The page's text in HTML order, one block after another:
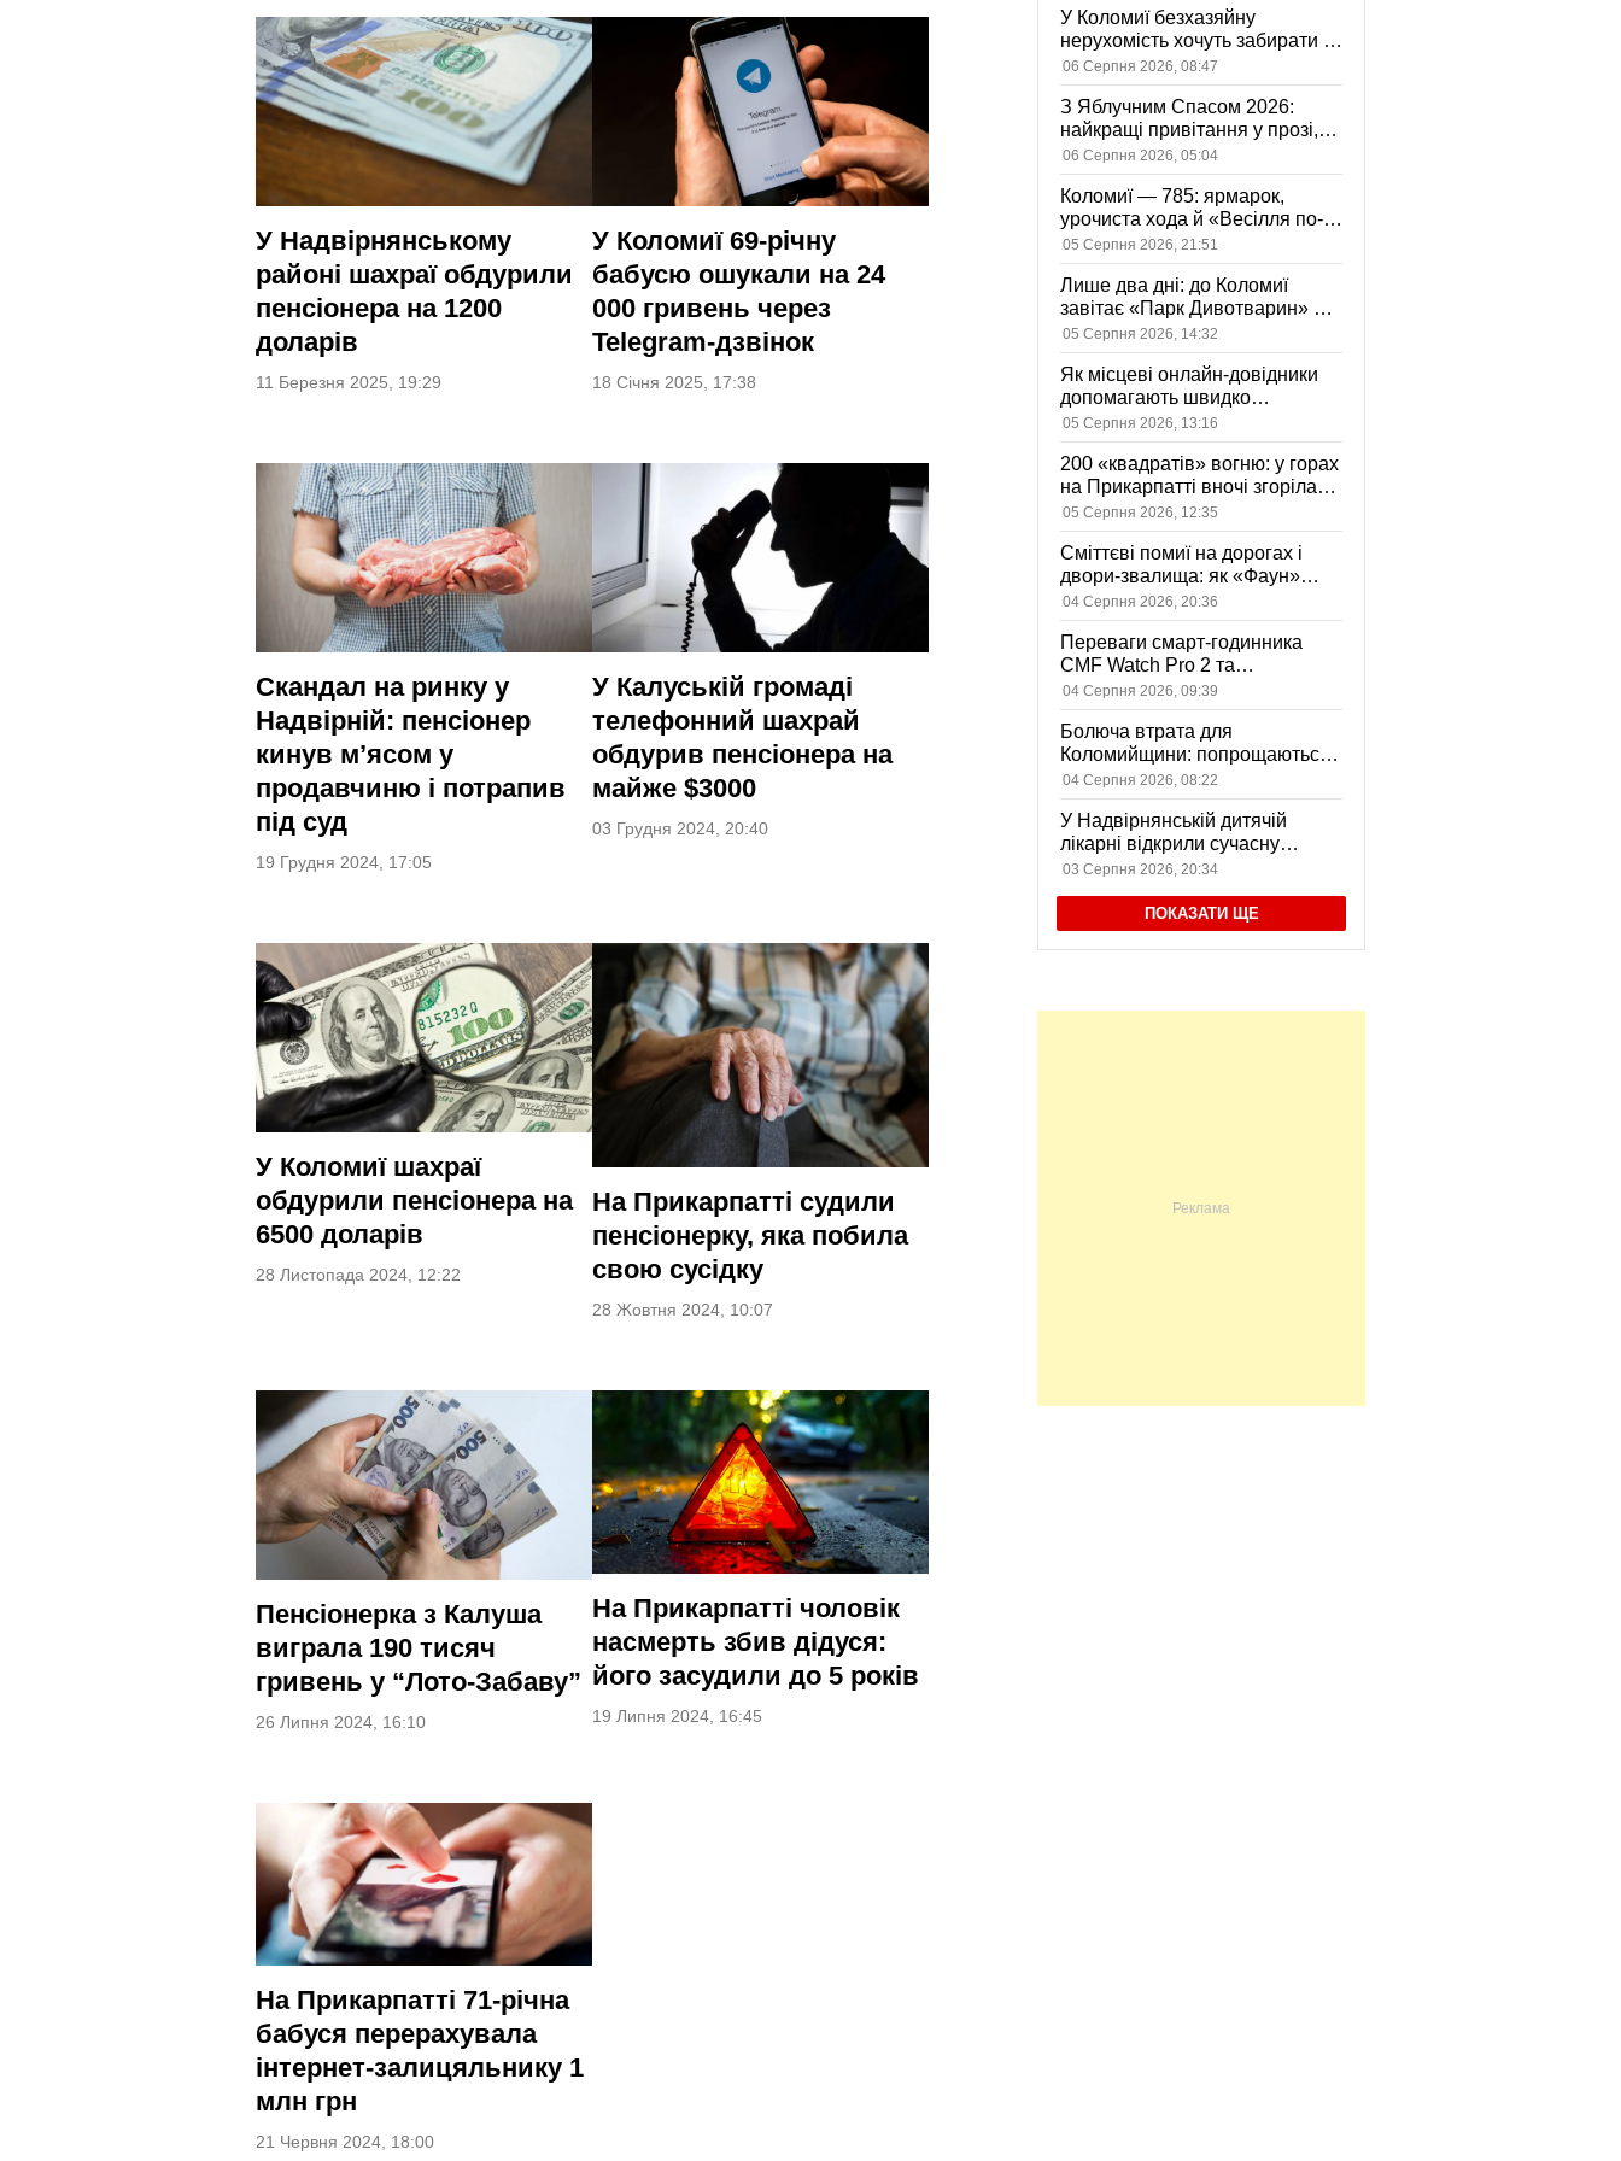
У Надвірнянському
районі шахраї обдурили
пенсіонера на 1200
доларів
11 Березня 2025, 19:29
У Коломиї 69-річну
бабусю ошукали на 24
000 гривень через
Telegram-дзвінок
18 Січня 2025, 17:38
Скандал на ринку у
Надвірній: пенсіонер
кинув м’ясом у
продавчиню і потрапив
під суд
19 Грудня 2024, 17:05
У Калуській громаді
телефонний шахрай
обдурив пенсіонера на
майже $3000
03 Грудня 2024, 20:40
У Коломиї шахраї
обдурили пенсіонера на
6500 доларів
28 Листопада 2024, 12:22
На Прикарпатті судили
пенсіонерку, яка побила
свою сусідку
28 Жовтня 2024, 10:07
Пенсіонерка з Калуша
виграла 190 тисяч
гривень у “Лото-Забаву”
26 Липня 2024, 16:10
На Прикарпатті чоловік
насмерть збив дідуся:
його засудили до 5 років
19 Липня 2024, 16:45
На Прикарпатті 71-річна
бабуся перерахувала
інтернет-залицяльнику 1
млн грн
21 Червня 2024, 18:00
У Коломиї безхазяйну
нерухомість хочуть забирати у
власність громади: що це
означає
06 Серпня 2026, 08:47
З Яблучним Спасом 2026:
найкращі привітання у прозі,
віршах та картинках
06 Серпня 2026, 05:04
Коломиї — 785: ярмарок,
урочиста хода й «Весілля по-
Коломийськи» — чим
дивуватиме День міста
05 Серпня 2026, 21:51
Лише два дні: до Коломиї
завітає «Парк Дивотварин» — і
вхід безкоштовний
05 Серпня 2026, 14:32
Як місцеві онлайн-довідники
допомагають швидко
знаходити послуги у своєму
місті
05 Серпня 2026, 13:16
200 «квадратів» вогню: у горах
на Прикарпатті вночі згоріла
садиба, є постраждала
05 Серпня 2026, 12:35
Сміттєві помиї на дорогах і
двори-звалища: як «Фаун»
вивозить відходи в Коломиї
04 Серпня 2026, 20:36
Переваги смарт-годинника
CMF Watch Pro 2 та
навушників CMF Buds Pro 2
для сучасних користувачів
04 Серпня 2026, 09:39
Болюча втрата для
Коломийщини: попрощаються
із захисником, який віддав
життя за Україну
04 Серпня 2026, 08:22
У Надвірнянській дитячій
лікарні відкрили сучасну
сенсорну кімнату
03 Серпня 2026, 20:34
ПОКАЗАТИ ЩЕ